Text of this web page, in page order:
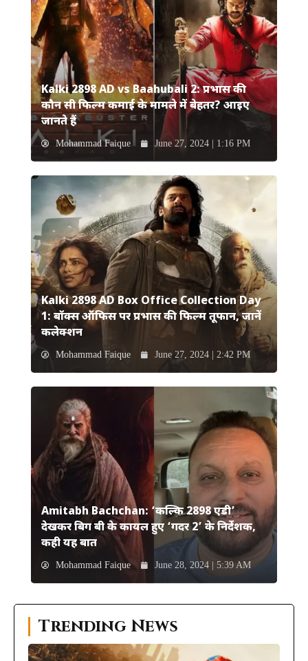
Kalki 2898 AD vs Baahubali 2: प्रभास की
कौन सी फिल्म कमाई के मामले में बेहतर? आइए
जानते हैं
Mohammad Faique June 27, 2024 | 1:16 PM
Kalki 2898 AD Box Office Collection Day
1: बॉक्स ऑफिस पर प्रभास की फिल्म तूफान, जानें
कलेक्शन
Mohammad Faique June 27, 2024 | 2:42 PM
Amitabh Bachchan: ‘कल्कि 2898 एडी’
देखकर बिग बी के कायल हुए ‘गदर 2’ के निर्देशक,
कही यह बात
Mohammad Faique June 28, 2024 | 5:39 AM
Trending News